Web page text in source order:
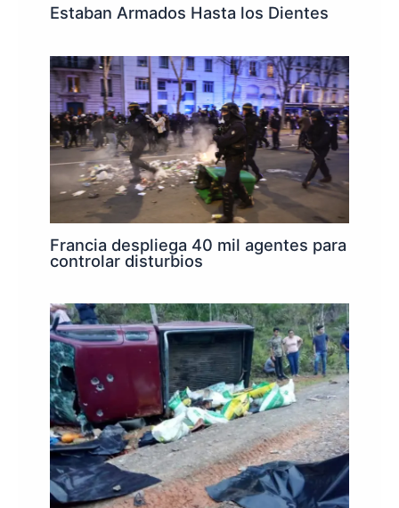
Estaban Armados Hasta los Dientes
Francia despliega 40 mil agentes para
controlar disturbios